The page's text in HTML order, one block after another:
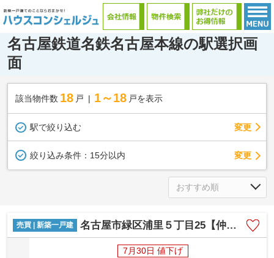
名古屋鉄道名鉄名古屋本線の駅選択画
面
該当物件数 18 戸 1～18 戸を表示
駅で絞り込む 変更
絞り込み条件： 15分以内 変更
売買 | 新築一戸建 名古屋市緑区浦里５丁目25【仲介手数料無料】新築一戸建て 1号棟
7月30日 値下げ